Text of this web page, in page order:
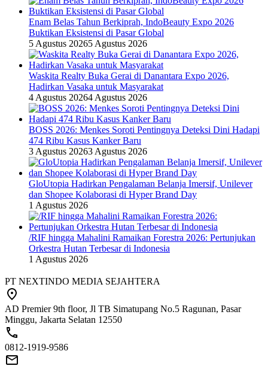
Enam Belas Tahun Berkiprah, IndoBeauty Expo 2026
Buktikan Eksistensi di Pasar Global
5 Agustus 20265 Agustus 2026
Waskita Realty Buka Gerai di Danantara Expo 2026,
Hadirkan Vasaka untuk Masyarakat
4 Agustus 20264 Agustus 2026
BOSS 2026: Menkes Soroti Pentingnya Deteksi Dini Hadapi
474 Ribu Kasus Kanker Baru
3 Agustus 20263 Agustus 2026
GloUtopia Hadirkan Pengalaman Belanja Imersif, Unilever
dan Shopee Kolaborasi di Hyper Brand Day
1 Agustus 2026
/RIF hingga Mahalini Ramaikan Forestra 2026: Pertunjukan
Orkestra Hutan Terbesar di Indonesia
1 Agustus 2026
PT NEXTINDO MEDIA SEJAHTERA
AD Premier 9th floor, Jl TB Simatupang No.5 Ragunan, Pasar
Minggu, Jakarta Selatan 12550
0812-1919-9586